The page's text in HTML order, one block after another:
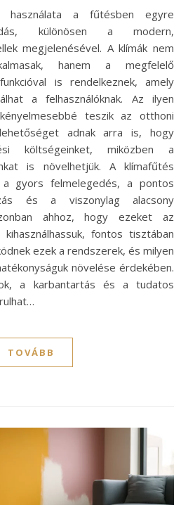
különösen a modern,
megjelenésével. A klímák nem
hanem a megfelelő
is rendelkeznek, amely
a felhasználóknak. Az ilyen
teszik az otthoni
adnak arra is, hogy
költségeinket, miközben a
is növelhetjük. A klímafűtés
gyors felmelegedés, a pontos
és a viszonylag alacsony
ahhoz, hogy ezeket az
kihasználhassuk, fontos tisztában
ezek a rendszerek, és milyen
növelése érdekében.
a karbantartás és a tudatos
TOVÁBB